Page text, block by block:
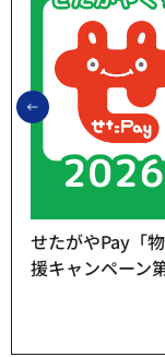
前のスライドを
せたがやPay「
援キャンペーン